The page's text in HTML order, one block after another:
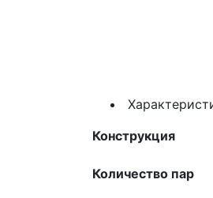
Конструкция
Количество пар